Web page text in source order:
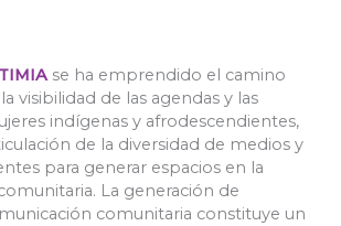
se ha emprendido el camino
visibilidad de las agendas y las
indígenas y afrodescendientes,
de la diversidad de medios y
para generar espacios en la
La generación de
comunitaria constituye un